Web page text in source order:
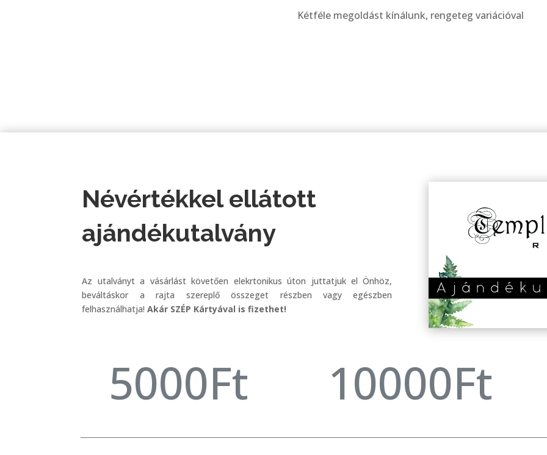
Kétféle megoldást kínálunk, rengeteg variációval
Névértékkel ellátott
ajándékutalvány
Az utalványt a vásárlást követően elekrtonikus úton juttatjuk el Önhöz,
beváltáskor a rajta szereplő összeget részben vagy egészben
felhasználhatja!Akár SZÉP Kártyával is fizethet!
5000Ft 10000Ft